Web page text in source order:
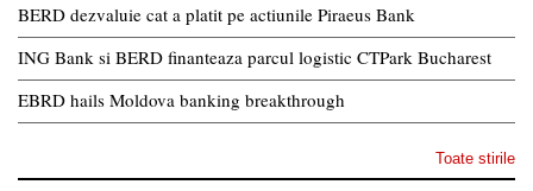
BERD dezvaluie cat a platit pe actiunile Piraeus Bank
ING Bank si BERD finanteaza parcul logistic CTPark Bucharest
EBRD hails Moldova banking breakthrough
Toate stirile